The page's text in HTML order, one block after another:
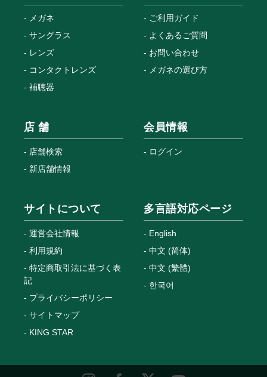
メガネ
サングラス
レンズ
コンタクトレンズ
補聴器
ご利用ガイド
よくあるご質問
お問い合わせ
メガネの選び方
店 舗
店舗検索
新店舗情報
会員情報
ログイン
サイトについて
運営会社情報
利用規約
特定商取引法に基づく表
記
プライバシーポリシー
サイトマップ
KING STAR
多言語対応ページ
English
中文 (简体)
中文 (繁體)
한국어